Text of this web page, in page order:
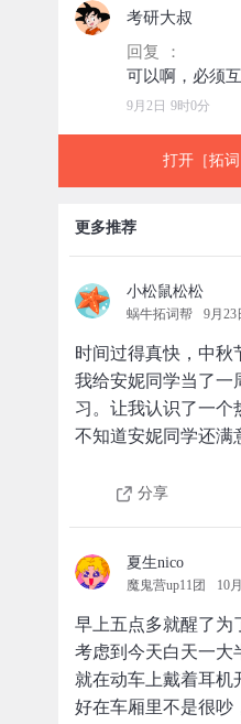
考研大叔
回复 ：
9月2日 9时0分
打开［拓
更多推荐
小松鼠松松
蜗牛拓词帮 9月23
时间过得真快，中秋
我给安妮同学当了一
习。让我认识了一个
不知道安妮同学还满
分享
夏生nico
魔鬼营up11团 10
早上五点多就醒了为
考虑到今天白天一大
就在动车上戴着耳机
好在车厢里不是很吵